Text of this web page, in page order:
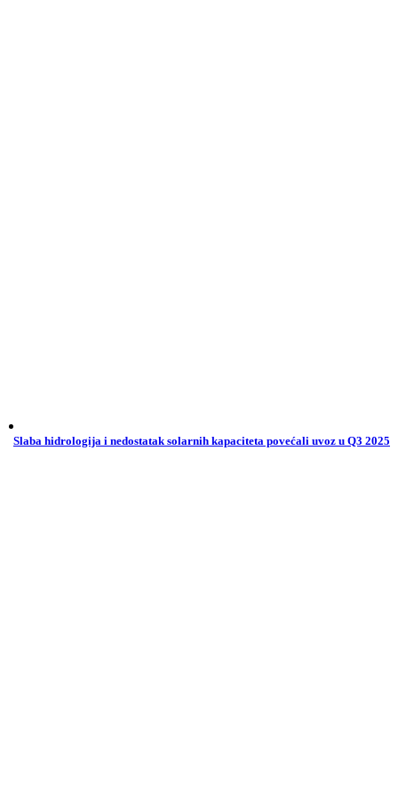
Slaba hidrologija i nedostatak solarnih kapaciteta povećali uvoz u Q3 2025